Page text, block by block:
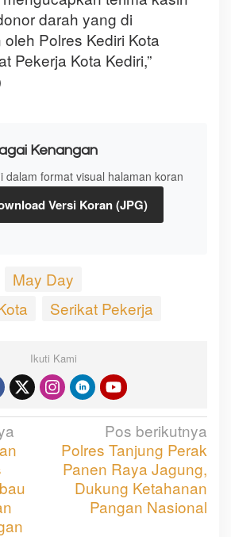
darah yang di
Polres Kediri Kota
Pekerja Kota Kediri,”
Kenangan
dalam format visual halaman koran
Versi Koran (JPG)
May Day
Serikat Pekerja
Ikuti Kami
Pos berikutnya
Polres Tanjung Perak
Panen Raya Jagung,
Dukung Ketahanan
Pangan Nasional